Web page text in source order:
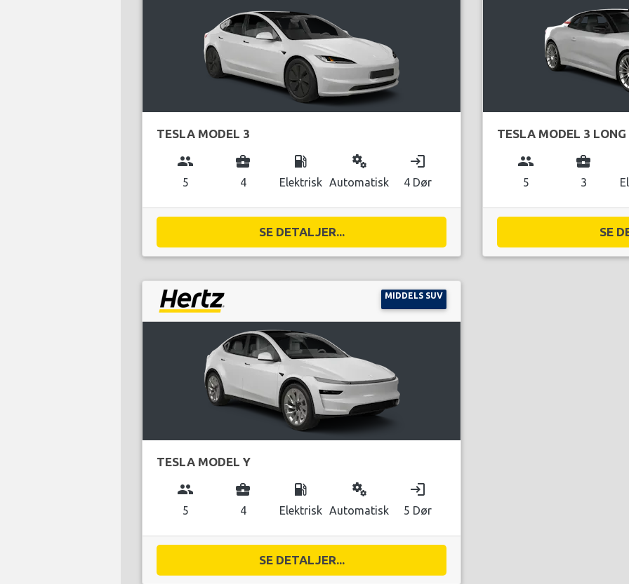
TESLA MODEL 3
group
5
business_center
4
local_gas_station
Elektrisk
miscellaneous_services
Automatisk
login
4 Dør
SE DETALJER...
TESLA MODEL 3 LONG
group
5
business_center
3
SE
MIDDELS SUV
TESLA MODEL Y
group
5
business_center
4
local_gas_station
Elektrisk
miscellaneous_services
Automatisk
login
5 Dør
SE DETALJER...